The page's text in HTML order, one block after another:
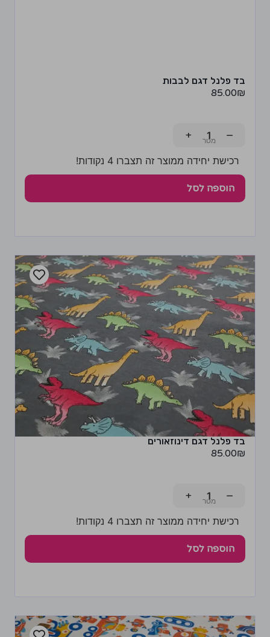
בד פלנל דגם לבבות
85.00₪
−
+
רכישת יחידה ממוצר זה תצברו 4 נקודות!
הוספה לסל
בד פלנל דגם דינוזאורים
85.00₪
−
+
רכישת יחידה ממוצר זה תצברו 4 נקודות!
הוספה לסל